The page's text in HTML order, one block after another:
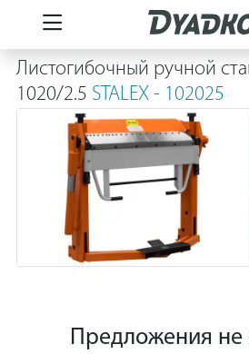
Листогибочный ручной
1020/2.5 STALEX - 102025
Предложения не